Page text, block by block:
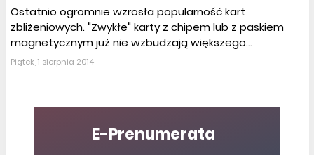
Ostatnio ogromnie wzrosła popularność kart
zbliżeniowych. "Zwykłe" karty z chipem lub z paskiem
magnetycznym już nie wzbudzają większego...
Piątek, 1 sierpnia 2014
E-Prenumerata